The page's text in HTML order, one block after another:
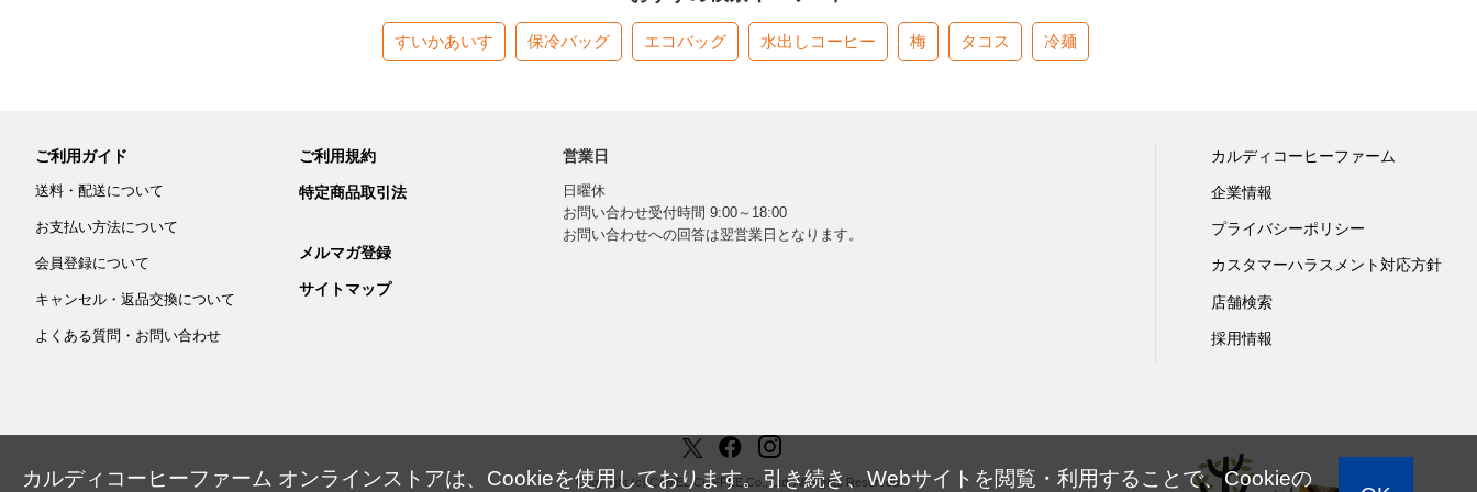
すいかあいす 保冷バッグ エコバッグ 水出しコーヒー 梅 タコス 冷麺
ご利用ガイド
送料・配送について
お支払い方法について
会員登録について
キャンセル・返品交換について
よくある質問・お問い合わせ
ご利用規約
特定商品取引法
メルマガ登録
サイトマップ
営業日
日曜休
お問い合わせ受付時間 9:00～18:00
お問い合わせへの回答は翌営業日となります。
カルディコーヒーファーム
企業情報
プライバシーポリシー
カスタマーハラスメント対応方針
店舗検索
採用情報
Copyright (c) CAMEL COFFEE Co., Ltd. All Rights Reserved.
カルディコーヒーファーム オンラインストアは、Cookieを使用しております。引き続き、Webサイトを閲覧・利用することで、Cookieの